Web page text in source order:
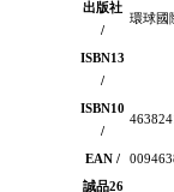
出版社
/
環球國
ISBN13
/
ISBN10
/
EAN /
誠品26